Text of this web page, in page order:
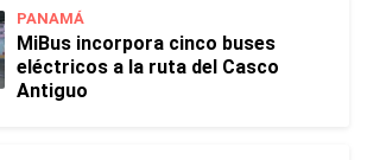
PANAMÁ
MiBus incorpora cinco buses
eléctricos a la ruta del Casco
Antiguo